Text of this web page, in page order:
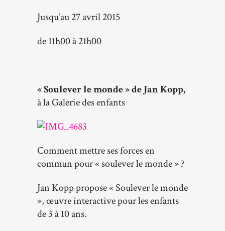
Jusqu’au 27 avril 2015
de 11h00 à 21h00
« Soulever le monde » de Jan Kopp,
à la Galerie des enfants
Comment mettre ses forces en
commun pour « soulever le monde » ?
Jan Kopp propose « Soulever le monde
», œuvre interactive pour les enfants
de 3 à 10 ans.